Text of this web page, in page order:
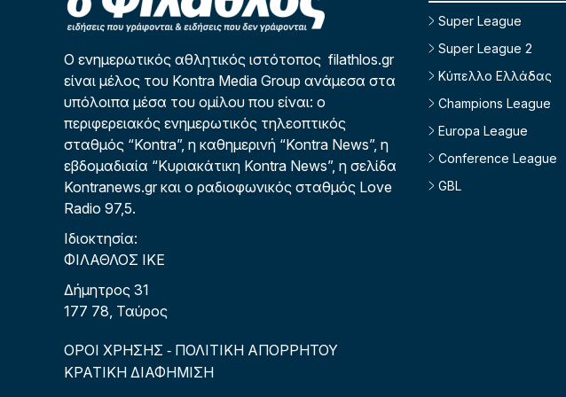
Ο ενημερωτικός αθλητικός ιστότοπος filathlos.gr
είναι μέλος του Kontra Media Group ανάμεσα στα
υπόλοιπα μέσα του ομίλου που είναι: ο
περιφερειακός ενημερωτικός τηλεοπτικός
σταθμός “Kontra”, η καθημερινή “Kontra News”, η
εβδομαδιαία “Κυριακάτικη Kontra News”, η σελίδα
Kontranews.gr και ο ραδιοφωνικός σταθμός Love
Radio 97,5.
Ιδιοκτησία:
ΦΙΛΑΘΛΟΣ ΙΚΕ
Δήμητρος 31
177 78, Ταύρος
ΟΡΟΙ ΧΡΗΣΗΣ - ΠΟΛΙΤΙΚΗ ΑΠΟΡΡΗΤΟΥ
ΚΡΑΤΙΚΗ ΔΙΑΦΗΜΙΣΗ
Super League
Super League 2
Κύπελλο Ελλάδας
Champions League
Europa League
Conference League
GBL